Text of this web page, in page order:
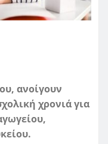
ανοίγουν
χρονιά για